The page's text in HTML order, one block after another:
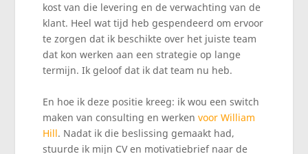
kost van die levering en de verwachting van de
klant. Heel wat tijd heb gespendeerd om ervoor
te zorgen dat ik beschikte over het juiste team
dat kon werken aan een strategie op lange
termijn. Ik geloof dat ik dat team nu heb.
En hoe ik deze positie kreeg: ik wou een switch
maken van consulting en werkenvoor William
Hill. Nadat ik die beslissing gemaakt had,
stuurde ik mijn CV en motivatiebrief naar de